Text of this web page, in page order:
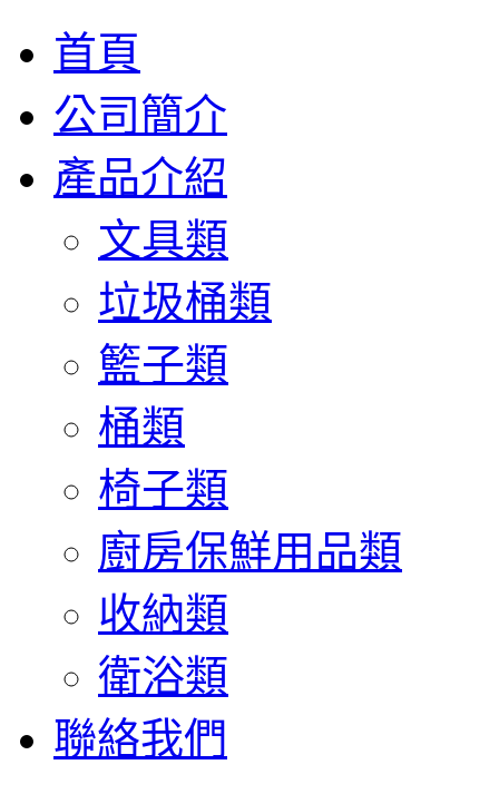
首頁
公司簡介
產品介紹
文具類
垃圾桶類
籃子類
桶類
椅子類
廚房保鮮用品類
收納類
衛浴類
聯絡我們